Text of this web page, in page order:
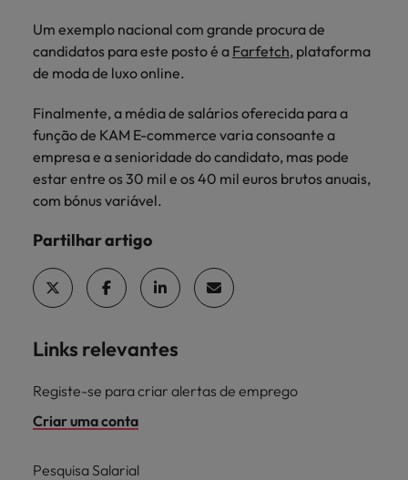
Um exemplo nacional com grande procura de
candidatos para este posto é a Farfetch, plataforma
de moda de luxo online.
Finalmente, a média de salários oferecida para a
função de KAM E-commerce varia consoante a
empresa e a senioridade do candidato, mas pode
estar entre os 30 mil e os 40 mil euros brutos anuais,
com bónus variável.
Partilhar artigo
Links relevantes
Registe-se para criar alertas de emprego
Criar uma conta
Pesquisa Salarial